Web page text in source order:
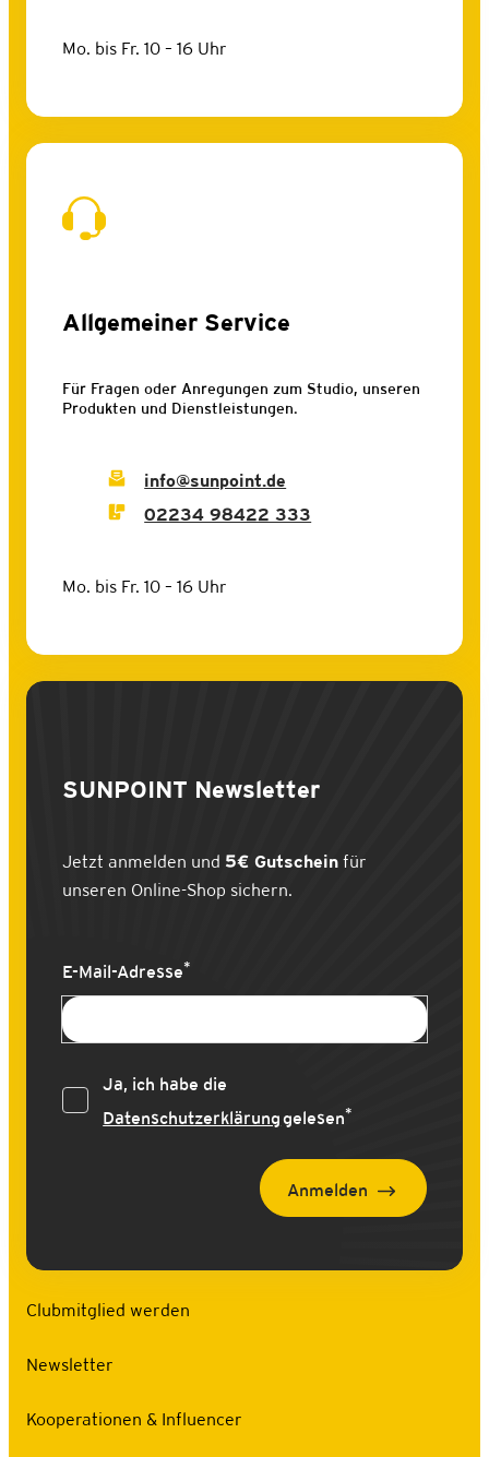
Mo. bis Fr. 10 – 16 Uhr
Allgemeiner Service
Für Fragen oder Anregungen zum Studio, unseren
Produkten und Dienstleistungen.
info@sunpoint.de
02234 98422 333
Mo. bis Fr. 10 – 16 Uhr
SUNPOINT Newsletter
Jetzt anmelden und 5€ Gutschein für
unseren Online-Shop sichern.
E-Mail-Adresse*
Ja, ich habe die
Datenschutzerklärunggelesen*
Anmelden
Clubmitglied werden
Newsletter
Kooperationen & Influencer